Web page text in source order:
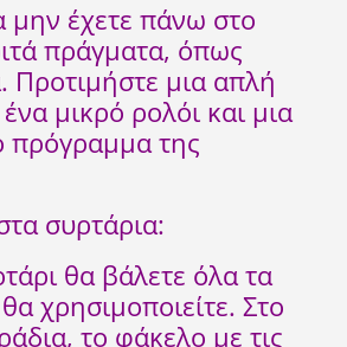
μην έχετε πάνω στο
πράγματα, όπως
Προτιμήστε μια απλή
μικρό ρολόι και μια
πρόγραμμα της
συρτάρια:
θα βάλετε όλα τα
χρησιμοποιείτε. Στο
το φάκελο με τις